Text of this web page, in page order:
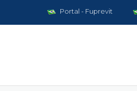
Portal - Fuprevit